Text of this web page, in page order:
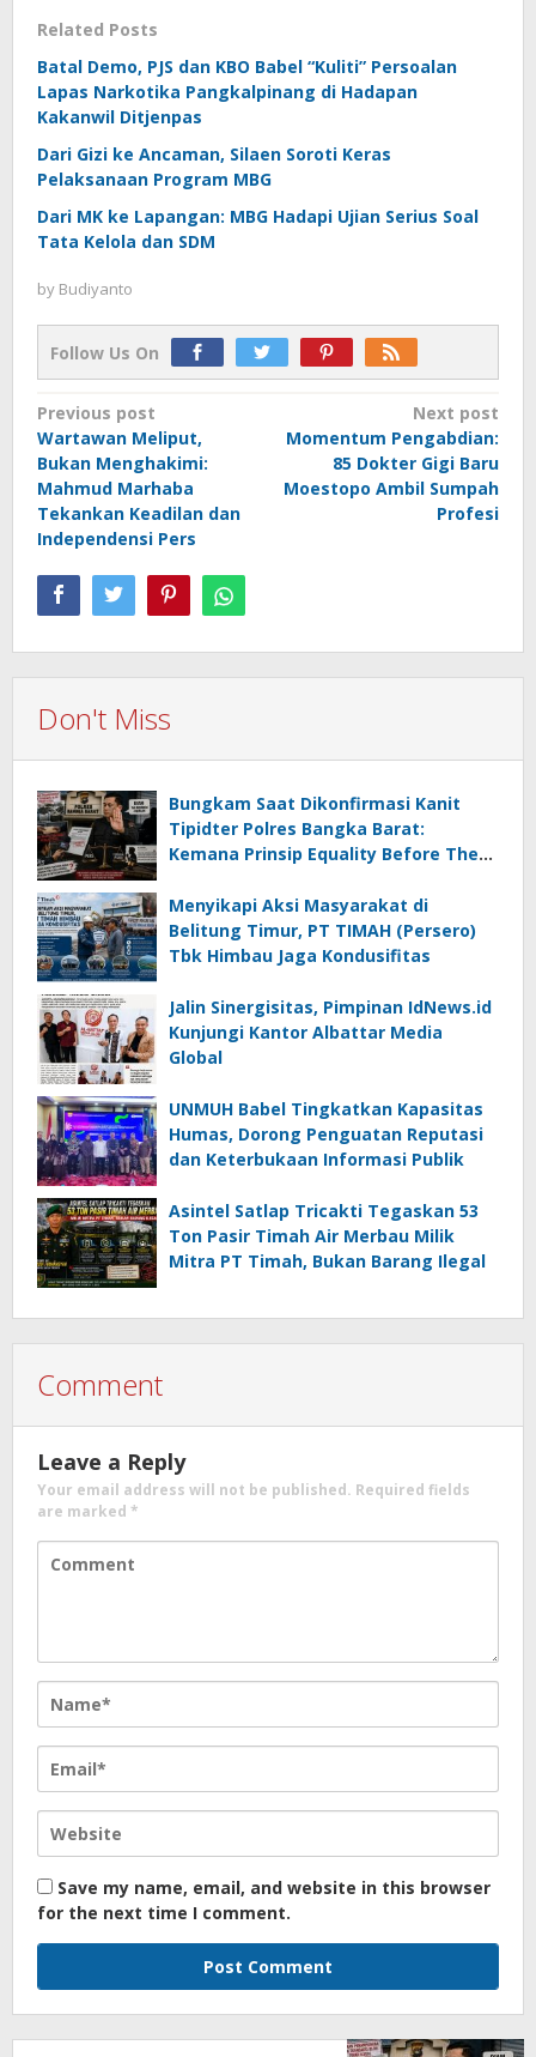
Related Posts
Batal Demo, PJS dan KBO Babel “Kuliti” Persoalan
Lapas Narkotika Pangkalpinang di Hadapan
Kakanwil Ditjenpas
Dari Gizi ke Ancaman, Silaen Soroti Keras
Pelaksanaan Program MBG
Dari MK ke Lapangan: MBG Hadapi Ujian Serius Soal
Tata Kelola dan SDM
by Budiyanto
Follow Us On
Post
navigation
Previous post
Wartawan Meliput,
Bukan Menghakimi:
Mahmud Marhaba
Tekankan Keadilan dan
Independensi Pers
Next post
Momentum Pengabdian:
85 Dokter Gigi Baru
Moestopo Ambil Sumpah
Profesi
Don't Miss
Bungkam Saat Dikonfirmasi Kanit
Tipidter Polres Bangka Barat:
Kemana Prinsip Equality Before The
Menyikapi Aksi Masyarakat di
Belitung Timur, PT TIMAH (Persero)
Tbk Himbau Jaga Kondusifitas
Jalin Sinergisitas, Pimpinan IdNews.id
Kunjungi Kantor Albattar Media
Global
UNMUH Babel Tingkatkan Kapasitas
Humas, Dorong Penguatan Reputasi
dan Keterbukaan Informasi Publik
Asintel Satlap Tricakti Tegaskan 53
Ton Pasir Timah Air Merbau Milik
Mitra PT Timah, Bukan Barang Ilegal
Comment
Leave a Reply
Your email address will not be published. Required fields
are marked *
Save my name, email, and website in this browser
for the next time I comment.